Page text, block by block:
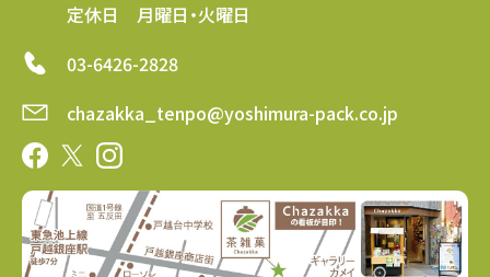
定休日 月曜日・火曜日
03-6426-2828
chazakka_tenpo@yoshimura-pack.co.jp